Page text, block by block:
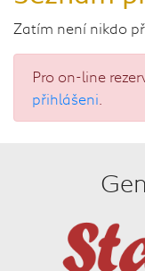
Zatím není nikdo
Pro on-line
přihlášeni